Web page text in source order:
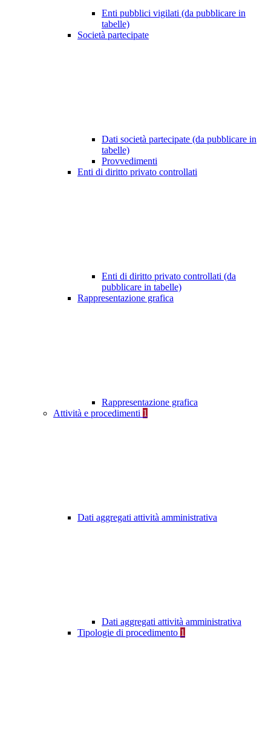
Enti pubblici vigilati (da pubblicare in
tabelle)
Società partecipate
Dati società partecipate (da pubblicare in
tabelle)
Provvedimenti
Enti di diritto privato controllati
Enti di diritto privato controllati (da
pubblicare in tabelle)
Rappresentazione grafica
Rappresentazione grafica
Attività e procedimenti 1
Dati aggregati attività amministrativa
Dati aggregati attività amministrativa
Tipologie di procedimento 1